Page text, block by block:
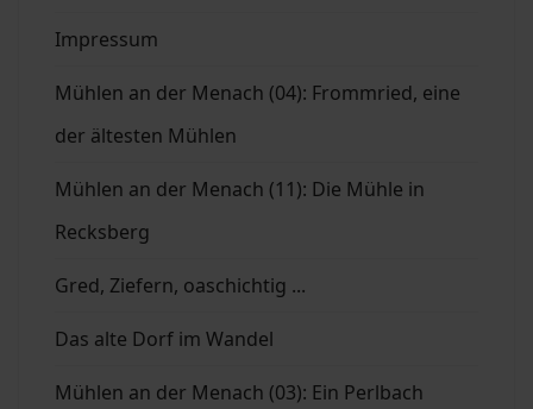
Impressum
Mühlen an der Menach (04): Frommried, eine
der ältesten Mühlen
Mühlen an der Menach (11): Die Mühle in
Recksberg
Gred, Ziefern, oaschichtig ...
Das alte Dorf im Wandel
Mühlen an der Menach (03): Ein Perlbach